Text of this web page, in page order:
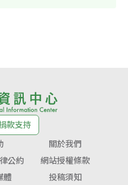
款支持
關於我們
公約
網站授權條款
體 投稿須知